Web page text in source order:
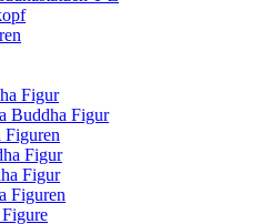
Figur
Buddha Figur
Figuren
Figur
Figur
Figuren